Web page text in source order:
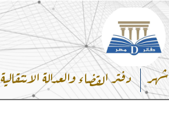
شهر دفتر القضاء والعدالة الانتقالية